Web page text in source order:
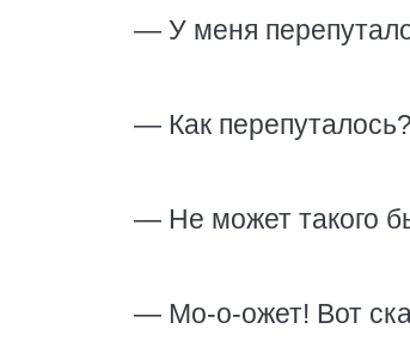
— У меня
— Как
— Не может такого
— Мо-о-ожет! Вот